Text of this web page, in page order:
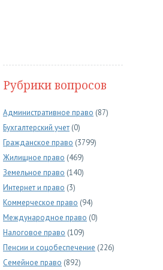
Рубрики вопросов
Административное право (87)
Бухгалтерский учет (0)
Гражданское право (3799)
Жилищное право (469)
Земельное право (140)
Интернет и право (3)
Коммерческое право (94)
Международное право (0)
Налоговое право (109)
Пенсии и соцобеспечение (226)
Семейное право (892)